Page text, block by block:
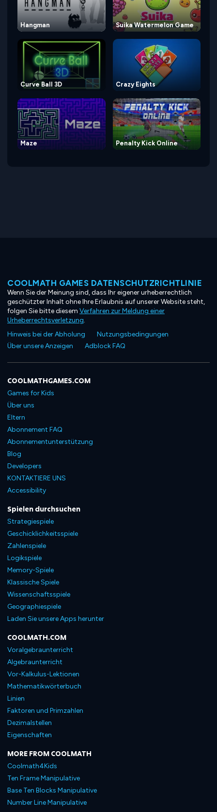
Hangman Suika Watermelon Game
Curve Ball 3D Crazy Eights
Maze Penalty Kick Online
COOLMATH GAMES DATENSCHUTZRICHTLINIE
Wenn Sie der Meinung sind, dass Ihr eigener urheberrechtlich
geschützter Inhalt ohne Ihre Erlaubnis auf unserer Website steht,
folgen Sie bitte diesem Verfahren zur Meldung einer
Urheberrechtsverletzung.
Hinweis bei der Abholung
Nutzungsbedingungen
Über unsere Anzeigen
Adblock FAQ
COOLMATHGAMES.COM
Games for Kids
Über uns
Eltern
Abonnement FAQ
Abonnementunterstützung
Blog
Developers
KONTAKTIERE UNS
Accessibility
Spielen durchsuchen
Strategiespiele
Geschicklichkeitsspiele
Zahlenspiele
Logikspiele
Memory-Spiele
Klassische Spiele
Wissenschaftsspiele
Geographiespiele
Laden Sie unsere Apps herunter
COOLMATH.COM
Voralgebraunterricht
Algebraunterricht
Vor-Kalkulus-Lektionen
Mathematikwörterbuch
Linien
Faktoren und Primzahlen
Dezimalstellen
Eigenschaften
MORE FROM COOLMATH
Coolmath4Kids
Ten Frame Manipulative
Base Ten Blocks Manipulative
Number Line Manipulative